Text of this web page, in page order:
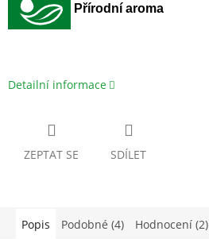
Přírodní aroma
Detailní informace
ZEPTAT SE SDÍLET
Popis Podobné (4) Hodnocení (2)